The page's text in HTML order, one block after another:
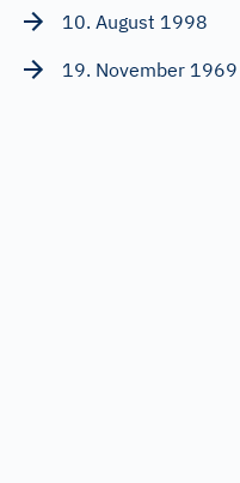
10. August 1998
19. November 1969